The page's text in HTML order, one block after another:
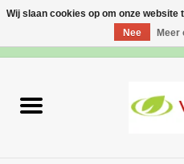
Wij slaan cookies op om onze
Nee
Meer